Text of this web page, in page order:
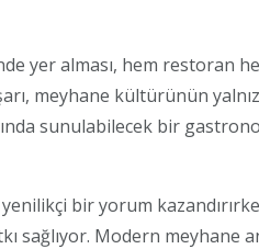
yer alması, hem restoran
meyhane kültürünün
sunulabilecek bir
bir yorum
sağlıyor. Modern meyhane